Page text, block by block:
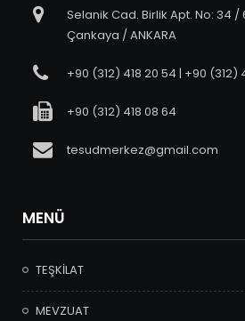
Selanik Cad. Birlik Apt. No: 34 /
Çankaya / ANKARA
+90 (312) 418 20 54 | +90 (312)
+90 (312) 418 08 64
tesudmerkez@gmail.com
MENÜ
TEŞKİLAT
MEVZUAT